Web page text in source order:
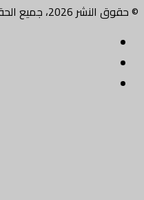
© حقوق النشر 2026، جميع الحقوق محفوظة |